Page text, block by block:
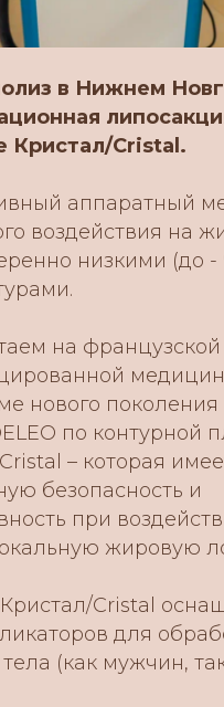
в Нижнем
Кристал/Cristal.
аппаратный
воздействия на
низкими (до -
на французской
нового
по контурной
– которая
безопасность и
при
жировую
Cristal
для
тела (как мужчин,